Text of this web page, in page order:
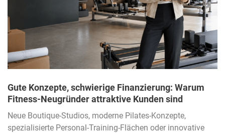
Gute Konzepte, schwierige Finanzierung: Warum
Fitness-Neugründer attraktive Kunden sind
Neue Boutique-Studios, moderne Pilates-Konzepte,
spezialisierte Personal-Training-Flächen oder innovative